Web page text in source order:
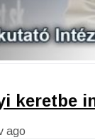
keretbe
ago